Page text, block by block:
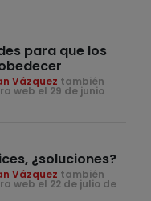
para que los
Vázquez también
web el 29 de junio
¿soluciones?
Vázquez también
web el 22 de julio de